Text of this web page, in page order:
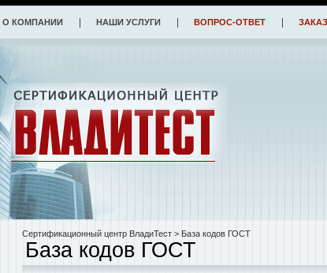
О КОМПАНИИ НАШИ УСЛУГИ ВОПРОС-ОТВЕТ
Сертификационный центр ВладиТест > База кодов ГОСТ
База кодов ГОСТ